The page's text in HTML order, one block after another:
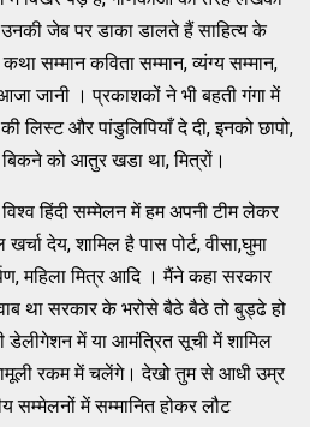
जेब पर डाका डालते हैं साहित्य के
सम्मान कविता सम्मान, व्यंग्य सम्मान,
जानी । प्रकाशकों ने भी बहती गंगा में
लिस्ट और पांडुलिपियाँ दे दी, इनको छापो,
को आतुर खडा था, मित्रों।
हिंदी सम्मेलन में हम अपनी टीम लेकर
देय, शामिल है पास पोर्ट, वीसा,घुमा
महिला मित्र आदि । मैंने कहा सरकार
था सरकार के भरोसे बैठे बैठे तो बुड्ढे हो
डेलीगेशन में या आमंत्रित सूची में शामिल
रकम में चलेंगे। देखो तुम से आधी उम्र
सम्मेलनों में सम्मानित होकर लौट